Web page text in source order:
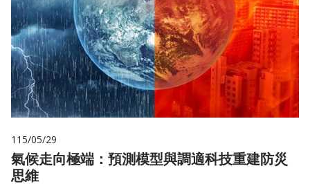
115/05/29
氣候走向極端：預測模型與調適科技重建防災
思維